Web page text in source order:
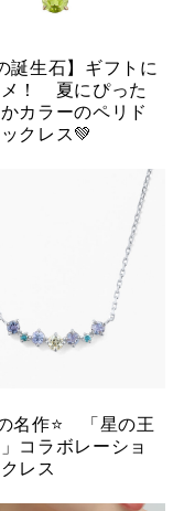
誕生石】ギフトに
！ 夏にぴった
カラーのペリド
クレス💚
名作⭐️ 「星の王
コラボレーショ
レス